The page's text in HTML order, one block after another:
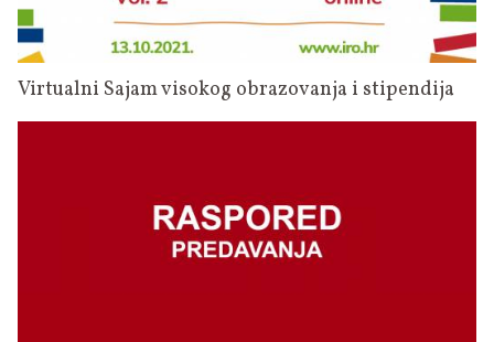
Virtualni Sajam visokog obrazovanja i stipendija